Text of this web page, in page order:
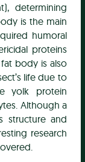
determining
is the main
humoral
proteins
body is also
life due to
yolk protein
Although a
structure and
research